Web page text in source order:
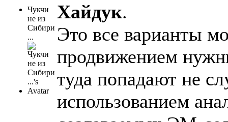
Чукчи
не из
Сибири
...
Хайдук.
Это все варианты
продвижением
туда попадают не
использованием